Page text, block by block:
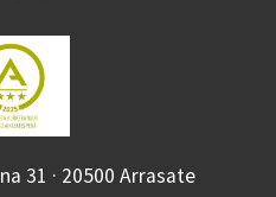
31 · 20500 Arrasate